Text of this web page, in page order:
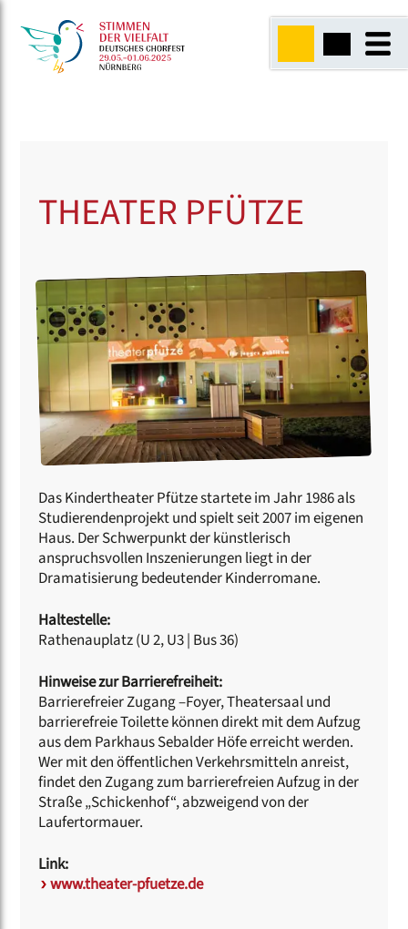
THEATER PFÜTZE
Das Kindertheater Pfütze startete im Jahr 1986 als
Studierendenprojekt und spielt seit 2007 im eigenen
Haus. Der Schwerpunkt der künstlerisch
anspruchsvollen Inszenierungen liegt in der
Dramatisierung bedeutender Kinderromane.
Haltestelle:
Rathenauplatz (U 2, U3 | Bus 36)
Hinweise zur Barrierefreiheit:
Barrierefreier Zugang –Foyer, Theatersaal und
barrierefreie Toilette können direkt mit dem Aufzug
aus dem Parkhaus Sebalder Höfe erreicht werden.
Wer mit den öffentlichen Verkehrsmitteln anreist,
findet den Zugang zum barrierefreien Aufzug in der
Straße „Schickenhof“, abzweigend von der
Laufertormauer.
Link:
www.theater-pfuetze.de